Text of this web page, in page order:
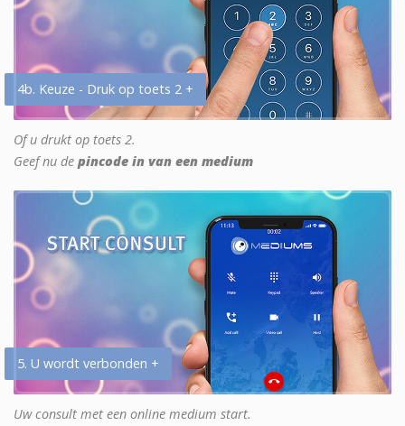
4b. Keuze - Druk op toets 2 +
Of u drukt op toets 2.
Geef nu de pincode in van een medium
5. U wordt verbonden +
Uw consult met een online medium start.